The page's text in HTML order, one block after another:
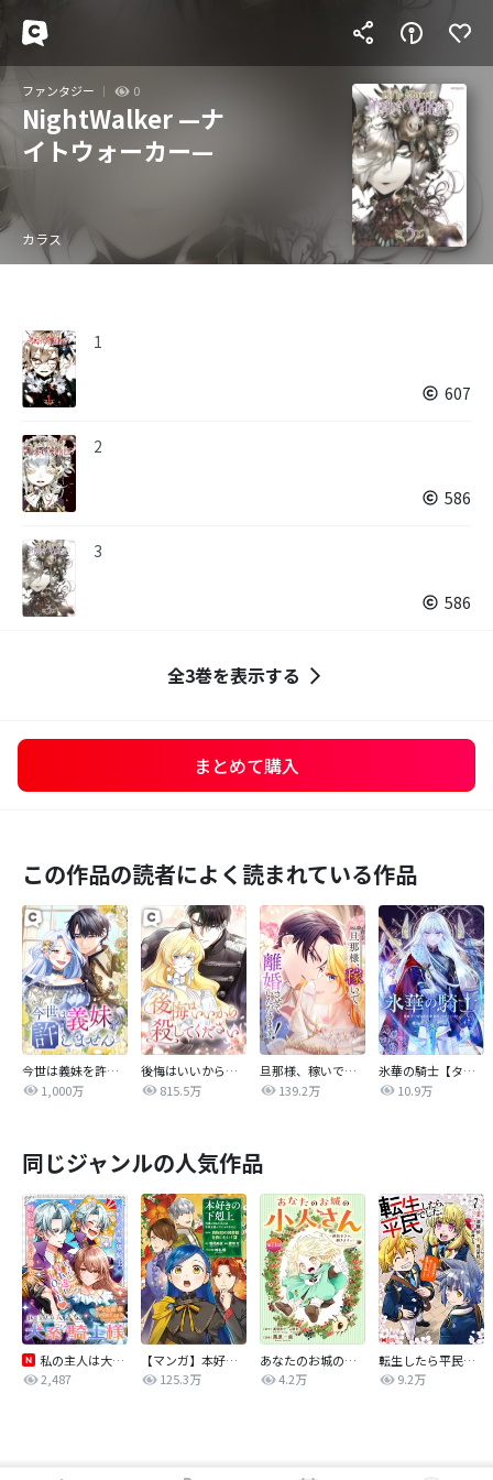
ファンタジー 0
NightWalker —ナ
イトウォーカー—
カラス
1
607
2
586
3
586
全3巻を表示する
まとめて購入
この作品の読者によく読まれている作品
今世は義妹を許しません
1,000万
後悔はいいから殺してください
815.5万
旦那様、稼いで離婚させていただきます！
139.2万
氷華の騎士【タテヨミ】
10.9万
同じジャンルの人気作品
私の主人は大きな犬系騎士様
2,487
【マンガ】本好きの下剋上 第四部
125.3万
あなたのお城の小人さん ～御飯下さい、働きますっ～（コミック）【分冊版】
4.2万
転生したら平民でした。～生活水準に耐えられないので貴族を目指します～（コミック）
9.2万